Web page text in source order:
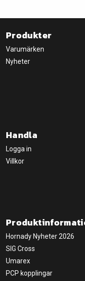
Produkter
Varumärken
Nyheter
Handla
Logga in
Villkor
Hornady Nyheter 2026
SIG Cross
Umarex
PCP kopplingar